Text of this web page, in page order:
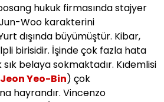
hukuk firmasında stajyer
Woo karakterini
dışında büyümüştür. Kibar,
birisidir. İşinde çok fazla hata
sık belaya sokmaktadır. Kıdemlisi
Jeon Yeo-Bin) çok
hayrandır. Vincenzo